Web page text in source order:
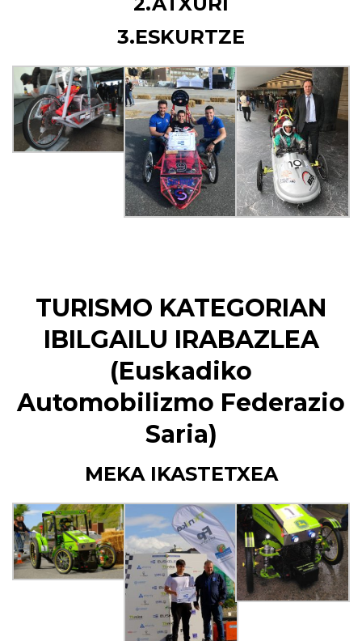
3.ESKURTZE
TURISMO KATEGORIAN
IBILGAILU IRABAZLEA
(Euskadiko
Automobilizmo Federazio
Saria)
MEKA IKASTETXEA